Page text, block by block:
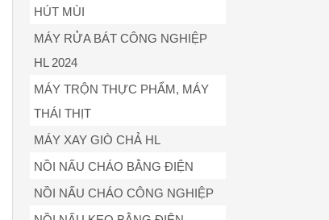
HÚT MÙI
MÁY RỬA BÁT CÔNG NGHIỆP
HL 2024
MÁY TRỘN THỰC PHẨM, MÁY
THÁI THỊT
MÁY XAY GIÒ CHẢ HL
NỒI NẤU CHÁO BẰNG ĐIỆN
NỒI NẤU CHÁO CÔNG NGHIỆP